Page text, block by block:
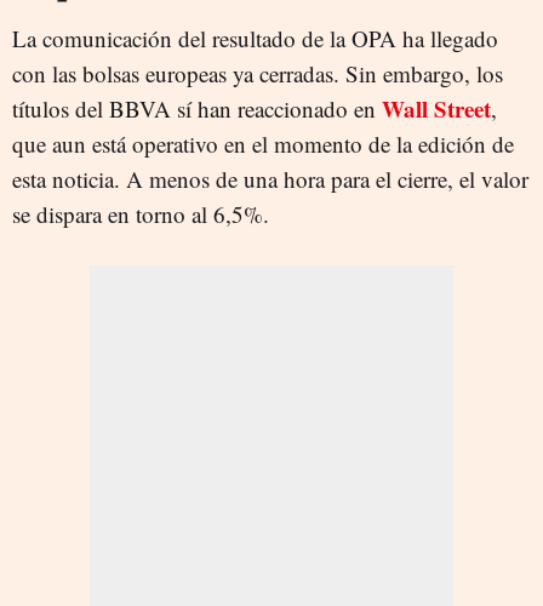
La comunicación del resultado de la OPA ha llegado
con las bolsas europeas ya cerradas. Sin embargo, los
títulos del BBVA sí han reaccionado en Wall Street,
que aun está operativo en el momento de la edición de
esta noticia. A menos de una hora para el cierre, el valor
se dispara en torno al 6,5%.